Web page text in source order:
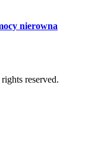
nierowna
reserved.